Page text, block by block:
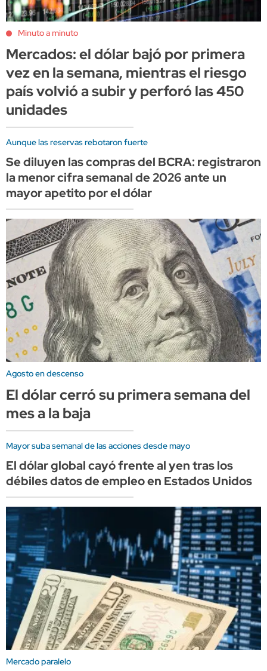
Minuto a minuto
Mercados: el dólar bajó por primera
vez en la semana, mientras el riesgo
país volvió a subir y perforó las 450
unidades
Aunque las reservas rebotaron fuerte
Se diluyen las compras del BCRA: registraron
la menor cifra semanal de 2026 ante un
mayor apetito por el dólar
Agosto en descenso
El dólar cerró su primera semana del
mes a la baja
Mayor suba semanal de las acciones desde mayo
El dólar global cayó frente al yen tras los
débiles datos de empleo en Estados Unidos
Mercado paralelo